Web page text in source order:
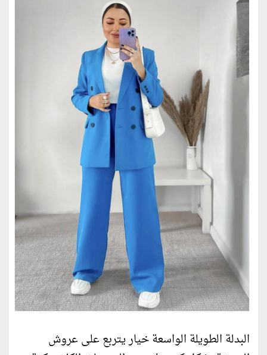
البدلة الطويلة الواسعة خيار يتربع على عروش